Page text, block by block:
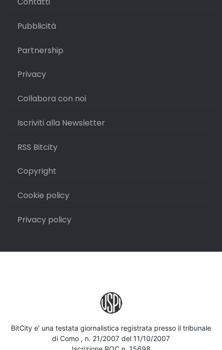
Pubblicità
Partnership
Privacy
Collabora con noi
Iscriviti alla Newsletter
RSS Bitcity
Copyright
Cookie policy
Privacy policy
BitCity e' una testata giornalistica registrata presso il tribunale
di Como , n. 21/2007 del 11/10/2007